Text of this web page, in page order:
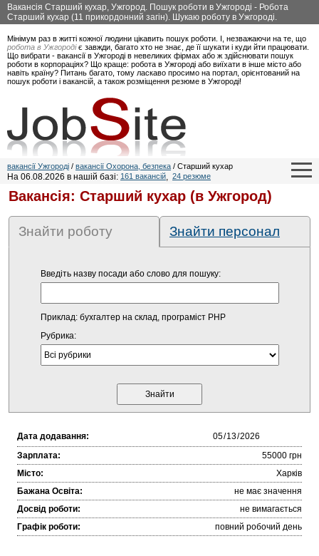
Вакансія Старший кухар, Ужгород. Пошук роботи в Ужгороді - Робота
Старший кухар (11 прикордонний загін). Шукаю роботу в Ужгороді.
Мінімум раз в житті кожної людини цікавить пошук роботи. І, незважаючи на те, що
робота в Ужгородіє завжди, багато хто не знає, де її шукати і куди йти працювати.
Що вибрати - вакансії в Ужгороді в невеликих фірмах або ж здійснювати пошук
роботи в корпораціях? Що краще: робота в Ужгороді або виїхати в інше місто або
навіть країну? Питань багато, тому ласкаво просимо на портал, орієнтований на
пошук роботи і вакансій, а також розміщення резюме в Ужгороді!
вакансії Ужгороді / вакансії Охорона, безпека / Старший кухар
На 06.08.2026 в нашій базі: 161 вакансій, 24 резюме
Вакансія: Старший кухар (в Ужгород)
Знайти роботу Знайти персонал
Введіть назву посади або слово для пошуку:
Приклад: бухгалтер на склад, програміст PHP
Рубрика:
Дата додавання:
Зарплата:
55000 грн
Місто:
Харків
Бажана Освіта:
не має значення
Досвід роботи:
не вимагається
Графік роботи:
повний робочий день